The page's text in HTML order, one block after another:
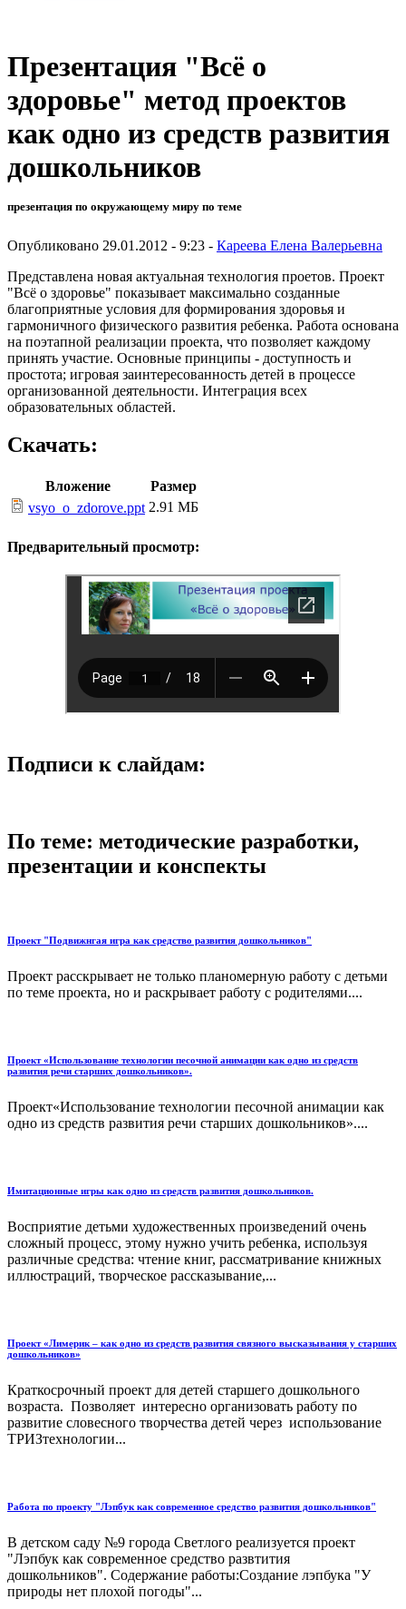
Презентация "Всё о
здоровье" метод проектов
как одно из средств развития
дошкольников
презентация по окружающему миру по теме
Опубликовано 29.01.2012 - 9:23 - Кареева Елена Валерьевна
Представлена новая актуальная технология проетов. Проект
"Всё о здоровье" показывает максимально созданные
благоприятные условия для формирования здоровья и
гармоничного физического развития ребенка. Работа основана
на поэтапной реализации проекта, что позволяет каждому
принять участие. Основные принципы - доступность и
простота; игровая заинтересованность детей в процессе
организованной деятельности. Интеграция всех
образовательных областей.
Скачать:
Вложение
Размер
vsyo_o_zdorove.ppt 2.91 МБ
Предварительный просмотр:
Подписи к слайдам:
По теме: методические разработки,
презентации и конспекты
Проект "Подвижнгая игра как средство развития дошкольников"
Проект расскрывает не только планомерную работу с детьми
по теме проекта, но и раскрывает работу с родителями....
Проект «Использование технологии песочной анимации как одно из средств
развития речи старших дошкольников».
Проект«Использование технологии песочной анимации как
одно из средств развития речи старших дошкольников»....
Имитационные игры как одно из средств развития дошкольников.
Восприятие детьми художественных произведений очень
сложный процесс, этому нужно учить ребенка, используя
различные средства: чтение книг, рассматривание книжных
иллюстраций, творческое рассказывание,...
Проект «Лимерик – как одно из средств развития связного высказывания у старших
дошкольников»
Краткосрочный проект для детей старшего дошкольного
возраста. Позволяет интересно организовать работу по
развитие словесного творчества детей через использование
ТРИЗтехнологии...
Работа по проекту "Лэпбук как современное средство развития дошкольников"
В детском саду №9 города Светлого реализуется проект
"Лэпбук как современное средство развтития
дошкольников". Содержание работы:Создание лэпбука "У
природы нет плохой погоды"...